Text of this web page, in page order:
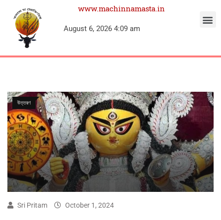
www.machinnamasta.in
August 6, 2026 4:09 am
উত্তরণ
Sri Pritam October 1, 2024